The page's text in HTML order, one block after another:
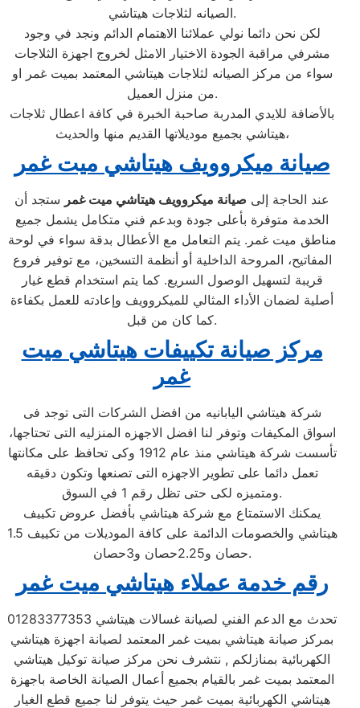
الصيانه لثلاجات هيتاشي.
لكن نحن دائما نولي عملائنا الاهتمام الدائم ونجد في وجود
مشرفي مراقبة الجودة الاختيار الامثل لخروج اجهزة الثلاجات
سواء من مركز الصيانه لثلاجات هيتاشي المعتمد بميت غمر او
من منزل العميل.
بالأضافة للايدي المدربة صاحبة الخبرة في كافة اعطال ثلاجات
هيتاشي بجميع موديلاتها القديم منها والحديث،
صيانة ميكروويف هيتاشي ميت غمر
عند الحاجة إلى صيانة ميكروويف هيتاشي ميت غمر ستجد أن
الخدمة متوفرة بأعلى جودة وبدعم فني متكامل يشمل جميع
مناطق ميت غمر. يتم التعامل مع الأعطال بدقة سواء في لوحة
المفاتيح، المروحة الداخلية أو أنظمة التسخين، مع توفير فروع
قريبة لتسهيل الوصول السريع. كما يتم استخدام قطع غيار
أصلية لضمان الأداء المثالي للميكروويف وإعادته للعمل بكفاءة
كما كان من قبل.
مركز صيانة تكييفات هيتاشي ميت
غمر
شركة هيتاشي اليابانيه من افضل الشركات التى توجد فى
اسواق المكيفات وتوفر لنا افضل الاجهزه المنزليه التى تحتاجها،
تأسست شركة هيتاشي منذ عام 1912 وكى تحافظ على مكانتها
تعمل دائما على تطوير الاجهزه التى تصنعها وتكون دقيقه
ومتميزه لكى حتى تظل رقم 1 في السوق.
يمكنك الاستمتاع مع شركة هيتاشي بأفضل عروض تكييف
هيتاشي والخصومات الدائمة على كافة الموديلات من تكييف 1.5
حصان و2.25حصان و3حصان.
رقم خدمة عملاء هيتاشي ميت غمر
تحدث مع الدعم الفني لصيانة غسالات هيتاشي 01283377353
بمركز صيانة هيتاشي بميت غمر المعتمد لصيانة اجهزة هيتاشي
الكهربائية بمنازلكم , نتشرف نحن مركز صيانة توكيل هيتاشي
المعتمد بميت غمر بالقيام بجميع أعمال الصيانة الخاصة باجهزة
هيتاشي الكهربائية بميت غمر حيث يتوفر لنا جميع قطع الغيار